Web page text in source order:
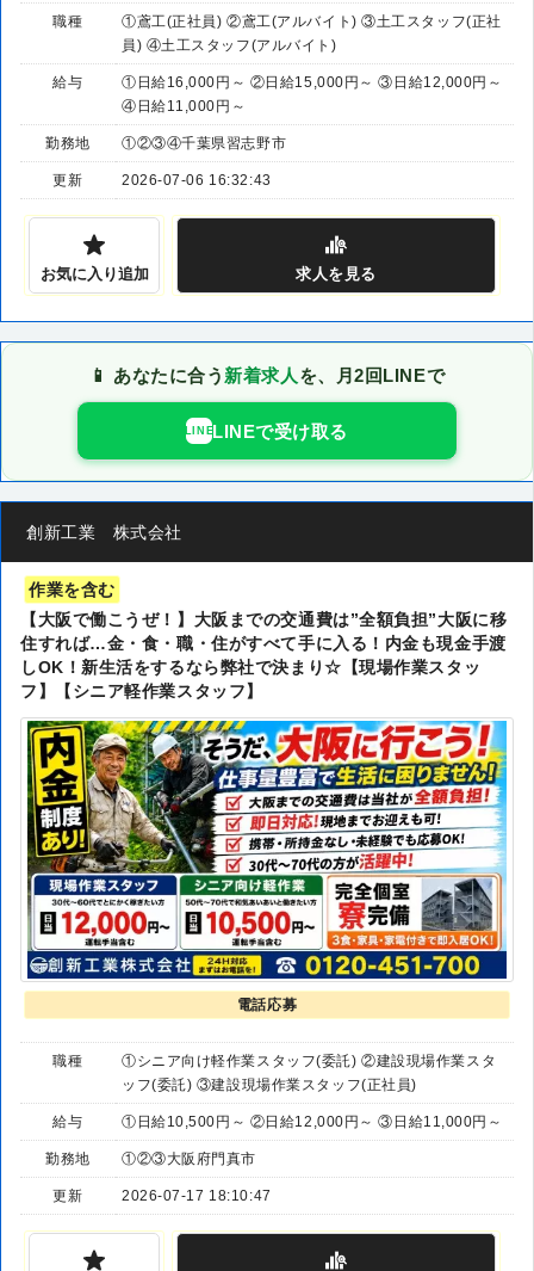
職種
①鳶工(正社員) ②鳶工(アルバイト) ③土工スタッフ(正社
員) ④土工スタッフ(アルバイト)
給与
①日給16,000円～ ②日給15,000円～ ③日給12,000円～
④日給11,000円～
勤務地 ①②③④千葉県習志野市
更新 2026-07-06 16:32:43
お気に入り追加 求人を見る
📱 あなたに合う 新着求人 を、月2回LINEで
LINELINEで受け取る
創新工業 株式会社
作業を含む
【大阪で働こうぜ！】大阪までの交通費は”全額負担”大阪に移
住すれば…金・食・職・住がすべて手に入る！内金も現金手渡
しOK！新生活をするなら弊社で決まり☆【現場作業スタッ
フ】【シニア軽作業スタッフ】
電話応募
職種
①シニア向け軽作業スタッフ(委託) ②建設現場作業スタ
ッフ(委託) ③建設現場作業スタッフ(正社員)
給与 ①日給10,500円～ ②日給12,000円～ ③日給11,000円～
勤務地 ①②③大阪府門真市
更新 2026-07-17 18:10:47